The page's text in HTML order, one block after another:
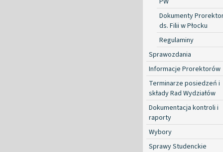
Dokumenty
ds. Filii w Płocku
Regulaminy
Sprawozdania
Informacje Prorektorów
Terminarze posiedzeń i
składy Rad Wydziałów
Dokumentacja kontroli i
raporty
Wybory
Sprawy Studenckie